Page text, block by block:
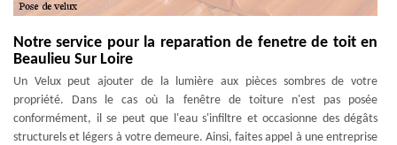
Notre service pour la reparation de fenetre de toit en
Beaulieu Sur Loire
Un Velux peut ajouter de la lumière aux pièces sombres de votre
propriété. Dans le cas où la fenêtre de toiture n'est pas posée
conformément, il se peut que l'eau s'infiltre et occasionne des dégâts
structurels et légers à votre demeure. Ainsi, faites appel à une entreprise